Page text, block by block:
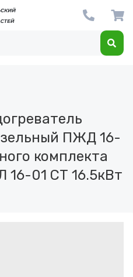
ПЖД 16-
комплекта
01 СТ 16.5кВт